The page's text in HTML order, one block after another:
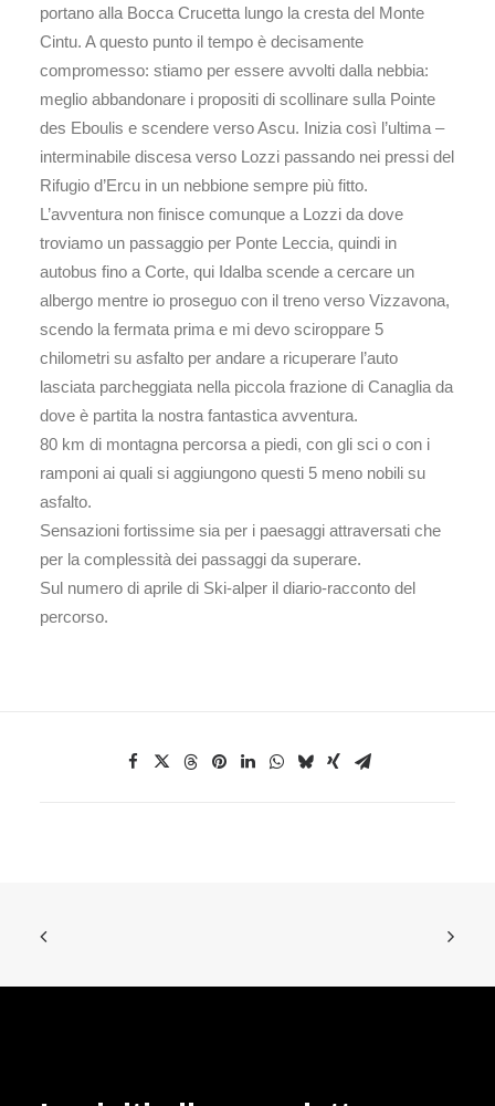
portano alla Bocca Crucetta lungo la cresta del Monte
Cintu. A questo punto il tempo è decisamente
compromesso: stiamo per essere avvolti dalla nebbia:
meglio abbandonare i propositi di scollinare sulla Pointe
des Eboulis e scendere verso Ascu. Inizia così l’ultima –
interminabile discesa verso Lozzi passando nei pressi del
Rifugio d’Ercu in un nebbione sempre più fitto.
L’avventura non finisce comunque a Lozzi da dove
troviamo un passaggio per Ponte Leccia, quindi in
autobus fino a Corte, qui Idalba scende a cercare un
albergo mentre io proseguo con il treno verso Vizzavona,
scendo la fermata prima e mi devo sciroppare 5
chilometri su asfalto per andare a ricuperare l’auto
lasciata parcheggiata nella piccola frazione di Canaglia da
dove è partita la nostra fantastica avventura.
80 km di montagna percorsa a piedi, con gli sci o con i
ramponi ai quali si aggiungono questi 5 meno nobili su
asfalto.
Sensazioni fortissime sia per i paesaggi attraversati che
per la complessità dei passaggi da superare.
Sul numero di aprile di Ski-alper il diario-racconto del
percorso.